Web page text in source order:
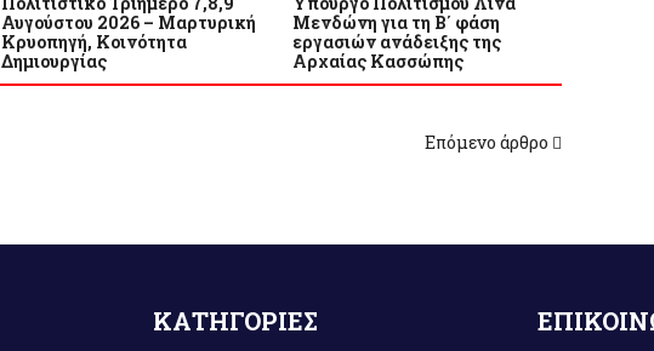
Αυγούστου 2026 – Μαρτυρική
Κρυοπηγή, Κοινότητα
Δημιουργίας
Μενδώνη για τη Β΄ φάση
εργασιών ανάδειξης της
Αρχαίας Κασσώπης
Επόμενο άρθρο
ΚΑΤΗΓΟΡΙΕΣ